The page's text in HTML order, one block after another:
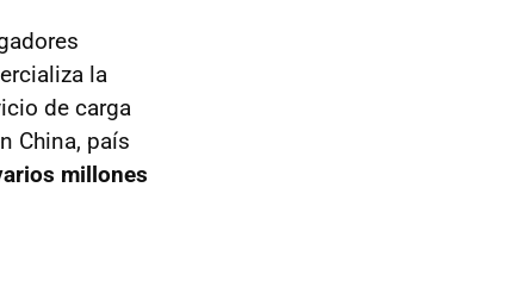
la
de carga
China, país
millones